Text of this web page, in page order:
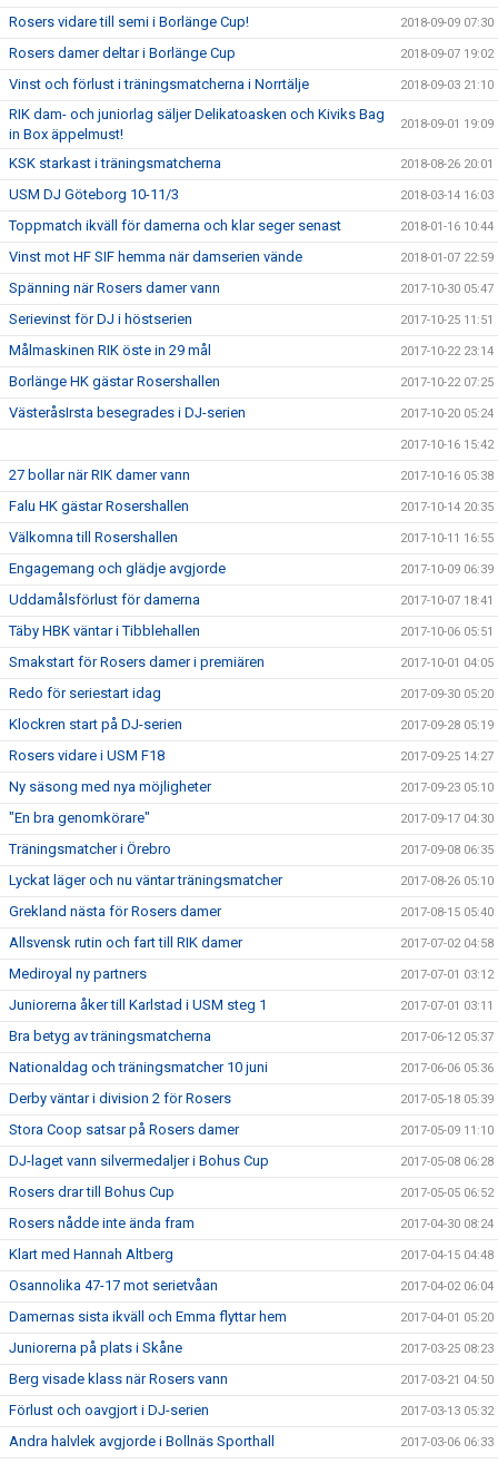
Rosers vidare till semi i Borlänge Cup! 2018-09-09 07:30
Rosers damer deltar i Borlänge Cup 2018-09-07 19:02
Vinst och förlust i träningsmatcherna i Norrtälje 2018-09-03 21:10
RIK dam- och juniorlag säljer Delikatoasken och Kiviks Bag
in Box äppelmust!
2018-09-01 19:09
KSK starkast i träningsmatcherna 2018-08-26 20:01
USM DJ Göteborg 10-11/3 2018-03-14 16:03
Toppmatch ikväll för damerna och klar seger senast 2018-01-16 10:44
Vinst mot HF SIF hemma när damserien vände 2018-01-07 22:59
Spänning när Rosers damer vann 2017-10-30 05:47
Serievinst för DJ i höstserien 2017-10-25 11:51
Målmaskinen RIK öste in 29 mål 2017-10-22 23:14
Borlänge HK gästar Rosershallen 2017-10-22 07:25
VästeråsIrsta besegrades i DJ-serien 2017-10-20 05:24
2017-10-16 15:42
27 bollar när RIK damer vann 2017-10-16 05:38
Falu HK gästar Rosershallen 2017-10-14 20:35
Välkomna till Rosershallen 2017-10-11 16:55
Engagemang och glädje avgjorde 2017-10-09 06:39
Uddamålsförlust för damerna 2017-10-07 18:41
Täby HBK väntar i Tibblehallen 2017-10-06 05:51
Smakstart för Rosers damer i premiären 2017-10-01 04:05
Redo för seriestart idag 2017-09-30 05:20
Klockren start på DJ-serien 2017-09-28 05:19
Rosers vidare i USM F18 2017-09-25 14:27
Ny säsong med nya möjligheter 2017-09-23 05:10
"En bra genomkörare" 2017-09-17 04:30
Träningsmatcher i Örebro 2017-09-08 06:35
Lyckat läger och nu väntar träningsmatcher 2017-08-26 05:10
Grekland nästa för Rosers damer 2017-08-15 05:40
Allsvensk rutin och fart till RIK damer 2017-07-02 04:58
Mediroyal ny partners 2017-07-01 03:12
Juniorerna åker till Karlstad i USM steg 1 2017-07-01 03:11
Bra betyg av träningsmatcherna 2017-06-12 05:37
Nationaldag och träningsmatcher 10 juni 2017-06-06 05:36
Derby väntar i division 2 för Rosers 2017-05-18 05:39
Stora Coop satsar på Rosers damer 2017-05-09 11:10
DJ-laget vann silvermedaljer i Bohus Cup 2017-05-08 06:28
Rosers drar till Bohus Cup 2017-05-05 06:52
Rosers nådde inte ända fram 2017-04-30 08:24
Klart med Hannah Altberg 2017-04-15 04:48
Osannolika 47-17 mot serietvåan 2017-04-02 06:04
Damernas sista ikväll och Emma flyttar hem 2017-04-01 05:20
Juniorerna på plats i Skåne 2017-03-25 08:23
Berg visade klass när Rosers vann 2017-03-21 04:50
Förlust och oavgjort i DJ-serien 2017-03-13 05:32
Andra halvlek avgjorde i Bollnäs Sporthall 2017-03-06 06:33